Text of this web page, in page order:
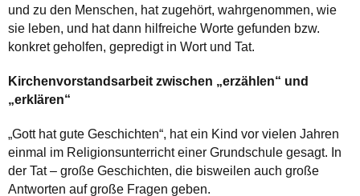
und zu den Menschen, hat zugehört, wahrgenommen, wie
sie leben, und hat dann hilfreiche Worte gefunden bzw.
konkret geholfen, gepredigt in Wort und Tat.
Kirchenvorstandsarbeit zwischen „erzählen“ und
„erklären“
„Gott hat gute Geschichten“, hat ein Kind vor vielen Jahren
einmal im Religionsunterricht einer Grundschule gesagt. In
der Tat – große Geschichten, die bisweilen auch große
Antworten auf große Fragen geben.